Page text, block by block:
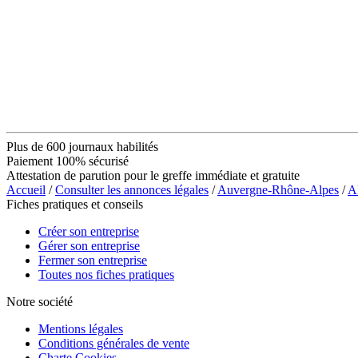
Plus de 600 journaux habilités
Paiement 100% sécurisé
Attestation de parution pour le greffe immédiate et gratuite
Accueil /Consulter les annonces légales /Auvergne-Rhône-Alpes /
Fiches pratiques et conseils
Créer son entreprise
Gérer son entreprise
Fermer son entreprise
Toutes nos fiches pratiques
Notre société
Mentions légales
Conditions générales de vente